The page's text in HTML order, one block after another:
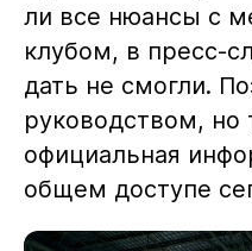
ли все нюансы с
клубом, в пресс-
дать не смогли.
руководством, но
официальная
общем доступе